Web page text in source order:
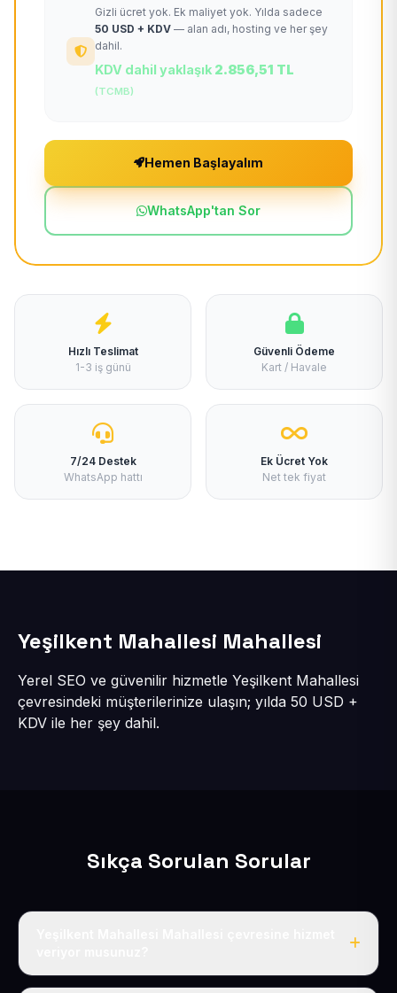
Gizli ücret yok. Ek maliyet yok. Yılda sadece
50 USD + KDV — alan adı, hosting ve her şey
dahil.
KDV dahil yaklaşık 2.856,51 TL
(TCMB)
Hemen Başlayalım
WhatsApp'tan Sor
Hızlı Teslimat
1-3 iş günü
Güvenli Ödeme
Kart / Havale
7/24 Destek
WhatsApp hattı
Ek Ücret Yok
Net tek fiyat
Yeşilkent Mahallesi Mahallesi
Yerel SEO ve güvenilir hizmetle Yeşilkent Mahallesi
çevresindeki müşterilerinize ulaşın; yılda 50 USD +
KDV ile her şey dahil.
Sıkça Sorulan Sorular
Evet, Yeşilkent Mahallesi dahil tüm Sarız ve Sarız